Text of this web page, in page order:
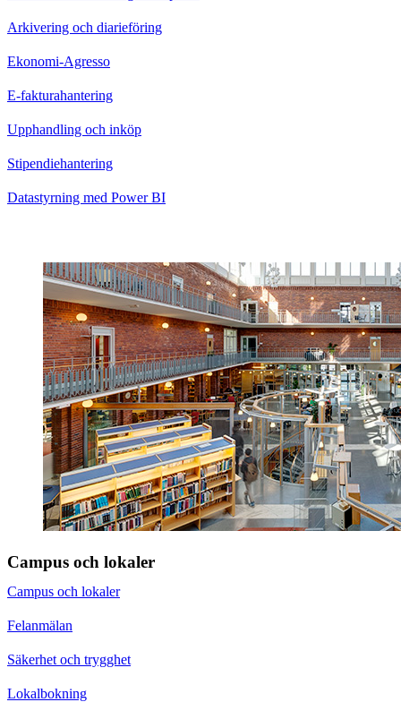
Arkivering och diarieföring
Ekonomi-Agresso
E-fakturahantering
Upphandling och inköp
Stipendiehantering
Datastyrning med Power BI
Campus och lokaler
Campus och lokaler
Felanmälan
Säkerhet och trygghet
Lokalbokning